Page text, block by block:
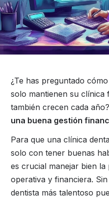
¿Te has preguntado
solo mantienen su clínica
también crecen cada año?
una buena gestión
Para que una clínica
solo con tener buenas
es crucial manejar bien la
operativa y financiera.
dentista más talentoso